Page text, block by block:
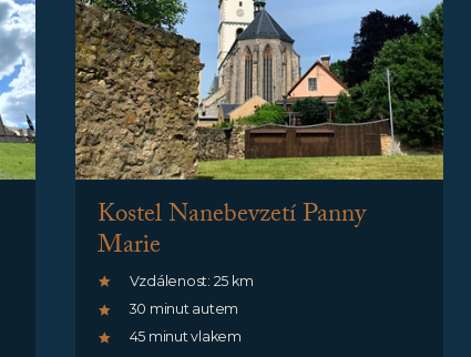
Kostel Nanebevzetí Panny
Marie
Vzdálenost: 25 km
30 minut autem
45 minut vlakem